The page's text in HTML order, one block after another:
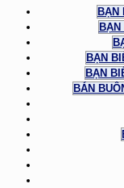
BẠN
BẠN
BẠN
BẠN
BÁN